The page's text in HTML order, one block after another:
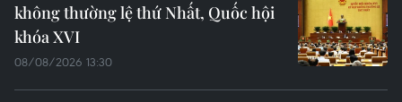
không thường lệ thứ Nhất, Quốc hội
khóa XVI
08/08/2026 13:30